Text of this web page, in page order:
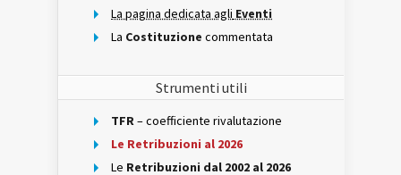
La pagina dedicata agli Eventi
La Costituzione commentata
Strumenti utili
TFR– coefficiente rivalutazione
Le Retribuzioni al 2026
Le Retribuzioni dal 2002 al 2026